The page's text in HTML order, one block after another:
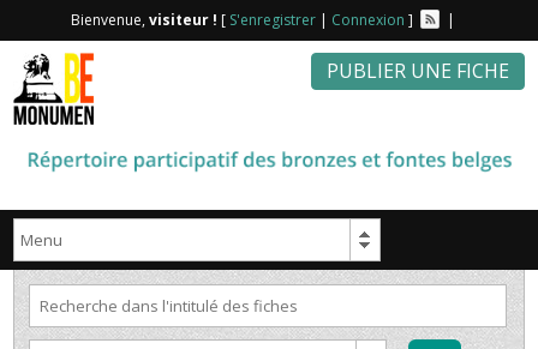
Bienvenue,visiteur ! [ S'enregistrer| Connexion ] |
PUBLIER UNE FICHE